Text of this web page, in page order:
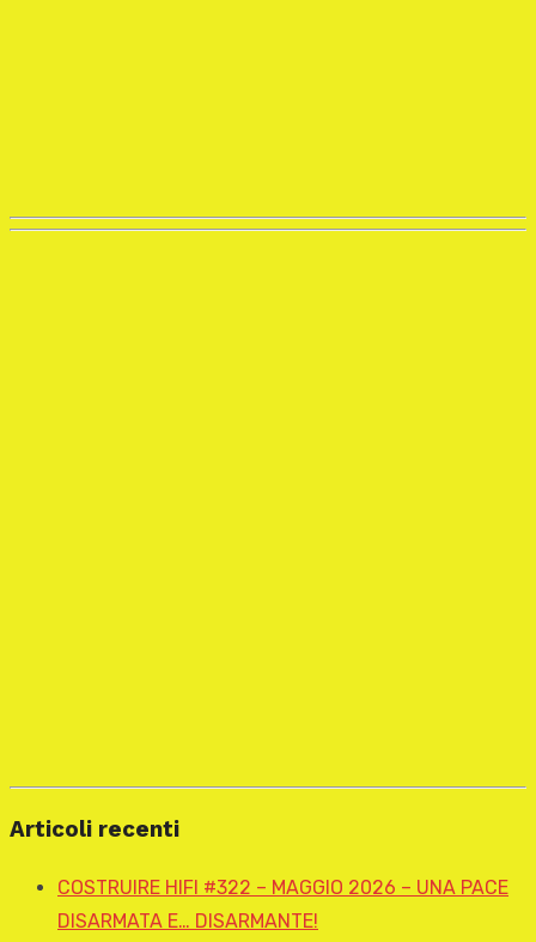
Articoli recenti
COSTRUIRE HIFI #322 – MAGGIO 2026 – UNA PACE
DISARMATA E… DISARMANTE!